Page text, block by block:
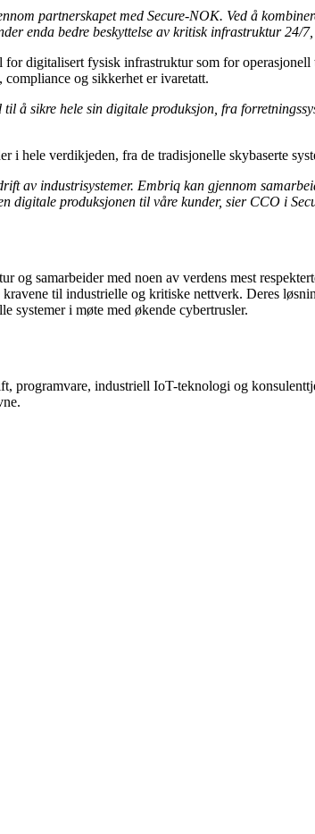
partnerskapet med Secure-NOK. Ved å
enda bedre beskyttelse av kritisk infrastruktur 24/7,
digitalisert fysisk infrastruktur som for
og sikkerhet er ivaretatt.
å sikre hele sin digitale produksjon, fra
i hele verdikjeden, fra de tradisjonelle skybaserte
av industrisystemer. Embriq kan gjennom
digitale produksjonen til våre kunder, sier CCO i
samarbeider med noen av verdens mest
til industrielle og kritiske nettverk. Deres
systemer i møte med økende cybertrusler.
programvare, industriell IoT-teknologi og